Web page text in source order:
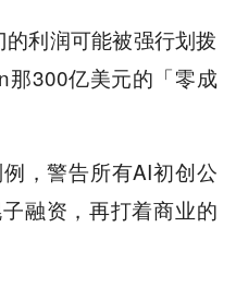
利润可能被强行划拨
那300亿美元的「零成
，警告所有AI初创公
融资，再打着商业的